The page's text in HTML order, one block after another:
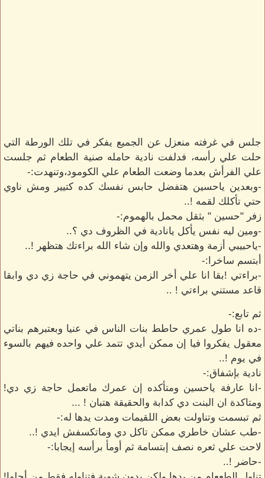
جلس في غرفته منعزل عن الجميع يفكر في تلك الورطة التي
حلت علي رأسه، فدلفت نادية حامله صنية الطعام ثم جلست
علي الفرأش بعدما وضعت الطعام علي الكومود،وتنهدت:-
-وبعدين ياحسين هتفضل حابس نفسك كده كتيير ومش ناوي
حتي تأكلك لقمه !..
زفر "حسين " بثقل محمل بالهموم:-
-ومين ليه نفس يأكل يانادية في الظروف دي ؟..
-ياحبيبي أزمة وهتعدي والله وإن شاء الله براءتك هتظهر !..
أبتسم ساخرا:-
-براءتي !بقا انا علي أخر الزمن يتهموني في حاجة زي دي وابقا
قاعد مستني براءتي ! ..
ثم تابع:-
-ده انا طول عمري حاطط بنات الناس في عنيا وبعتبرهم بناتي
معقول يفكروا فيا إن ممكن أيدي تتمد علي واحده فيهم بالسوء
في يوم !..
نادية بإشفاق:-
-انا عارفة ياحسين ومتأكده إن عمرك ماتعمل حاجة زي دي!
ومتاكدة ان البنت دي كدابة والحقيقة هتبان ! ...
ثم تبسمت وتناولت بعض اللقيمات ومدت يدها له:-
-طب عشان خاطري ممكن تاكل دي وماتكسفش ايدي !..
لاحت علي ثعره نصف إبتسامة ثم أومأ برأسه إيجابا:-
-حاضر !..